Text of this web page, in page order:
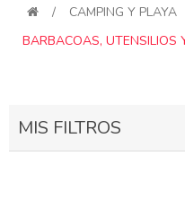
/ CAMPING Y PLAYA
BARBACOAS, UTENSILIOS
MIS FILTROS